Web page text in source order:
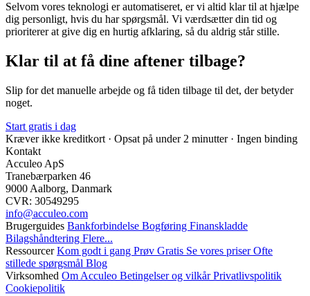
Selvom vores teknologi er automatiseret, er vi altid klar til at hjælpe
dig personligt, hvis du har spørgsmål. Vi værdsætter din tid og
prioriterer at give dig en hurtig afklaring, så du aldrig står stille.
Klar til at få dine aftener tilbage?
Slip for det manuelle arbejde og få tiden tilbage til det, der betyder
noget.
Start gratis i dag
Kræver ikke kreditkort · Opsat på under 2 minutter · Ingen binding
Kontakt
Acculeo ApS
Tranebærparken 46
9000 Aalborg, Danmark
CVR: 30549295
info@​acculeo.com
Brugerguides Bankforbindelse Bogføring Finanskladde
Bilagshåndtering Flere...
RessourcerKom godt i gang Prøv Gratis Se vores priserOfte
stillede spørgsmål Blog
Virksomhed Om Acculeo Betingelser og vilkårPrivatlivspolitik
Cookiepolitik